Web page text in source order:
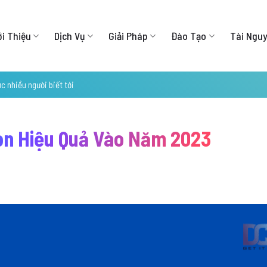
Thiệu Dịch Vụ Giải Pháp Đào Tạo Tài
nhiều người biết tới
Hiệu Quả Vào Năm 2023